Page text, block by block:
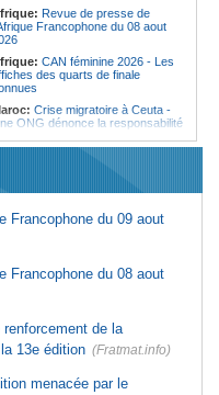
Revue de presse de
Francophone du 08 aout
CAN féminine 2026 - Les
des quarts de finale
Crise migratoire à Ceuta -
ONG dénonce la responsabilité
finale de 2022, on l'utilise
Les statistiques clés avant
quart de finale entre la Côte
se retrouvent quatre ans après
finale
de contrastes
Francophone du 09 aout
Francophone du 08 aout
de la
13e édition (Fratmat.info)
menacée par le